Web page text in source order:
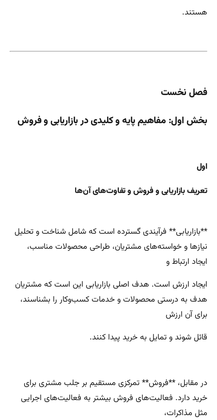
هستند.
فصل نخست
بخش اول: مفاهیم پایه و کلیدی در بازاریابی و فروش
اول
تعریف بازاریابی و فروش و تفاوت‌های آن‌ها
**بازاریابی** فرآیندی گسترده است که شامل شناخت و تحلیل
نیازها و خواسته‌های مشتریان، طراحی محصولات مناسب،
ایجاد ارتباط و
ایجاد ارزش است. هدف اصلی بازاریابی این است که مشتریان
هدف به درستی محصولات و خدمات کسب‌وکار را بشناسند،
برای آن ارزش
قائل شوند و تمایل به خرید پیدا کنند.
در مقابل، **فروش** تمرکزی مستقیم بر جلب مشتری برای
خرید دارد. فعالیت‌های فروش بیشتر به فعالیت‌های اجرایی
مثل مذاکرات،